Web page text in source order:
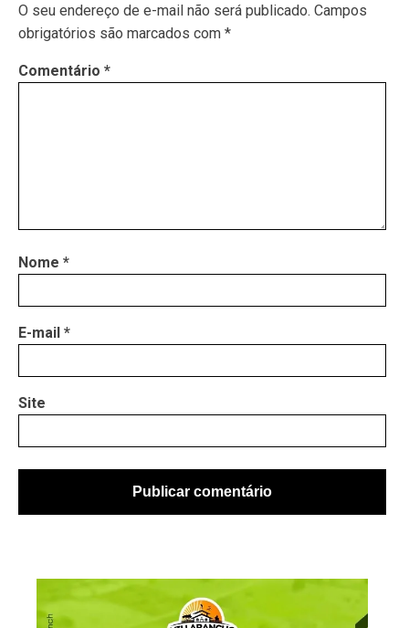
O seu endereço de e-mail não será publicado. Campos
obrigatórios são marcados com *
Comentário *
Nome *
E-mail *
Site